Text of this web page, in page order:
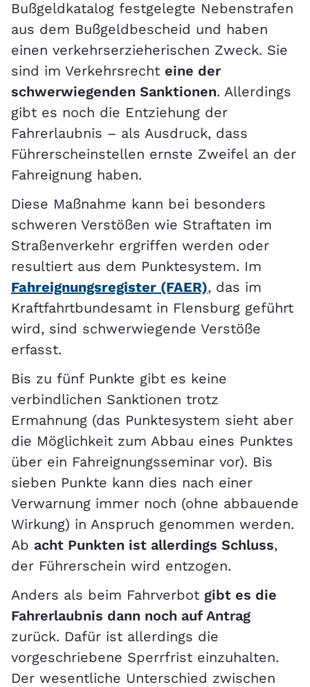
Bußgeldkatalog festgelegte Nebenstrafen
aus dem Bußgeldbescheid und haben
einen verkehrserzieherischen Zweck. Sie
sind im Verkehrsrecht eine der
schwerwiegenden Sanktionen. Allerdings
gibt es noch die Entziehung der
Fahrerlaubnis – als Ausdruck, dass
Führerscheinstellen ernste Zweifel an der
Fahreignung haben.
Diese Maßnahme kann bei besonders
schweren Verstößen wie Straftaten im
Straßenverkehr ergriffen werden oder
resultiert aus dem Punktesystem. Im
Fahreignungsregister (FAER), das im
Kraftfahrtbundesamt in Flensburg geführt
wird, sind schwerwiegende Verstöße
erfasst.
Bis zu fünf Punkte gibt es keine
verbindlichen Sanktionen trotz
Ermahnung (das Punktesystem sieht aber
die Möglichkeit zum Abbau eines Punktes
über ein Fahreignungsseminar vor). Bis
sieben Punkte kann dies nach einer
Verwarnung immer noch (ohne abbauende
Wirkung) in Anspruch genommen werden.
Ab acht Punkten ist allerdings Schluss,
der Führerschein wird entzogen.
Anders als beim Fahrverbot gibt es die
Fahrerlaubnis dann noch auf Antrag
zurück. Dafür ist allerdings die
vorgeschriebene Sperrfrist einzuhalten.
Der wesentliche Unterschied zwischen